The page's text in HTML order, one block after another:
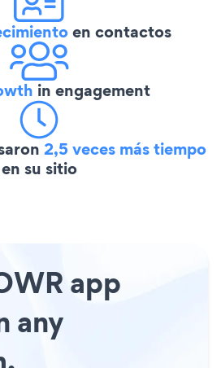
en contactos
in engagement
2,5 veces más tiempo
en su sitio
app
any